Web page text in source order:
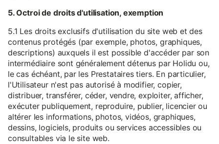
5. Octroi de droits d'utilisation, exemption
5.1 Les droits exclusifs d'utilisation du site web et des
contenus protégés (par exemple, photos, graphiques,
descriptions) auxquels il est possible d'accéder par son
intermédiaire sont généralement détenus par Holidu ou,
le cas échéant, par les Prestataires tiers. En particulier,
l'Utilisateur n'est pas autorisé à modifier, copier,
distribuer, transférer, céder, vendre, exploiter, afficher,
exécuter publiquement, reproduire, publier, licencier ou
altérer les informations, photos, vidéos, graphiques,
dessins, logiciels, produits ou services accessibles ou
consultables via le site web.